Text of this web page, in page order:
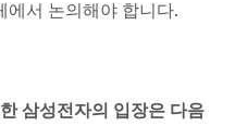
에서 논의해야 합니다.
삼성전자의 입장은 다음